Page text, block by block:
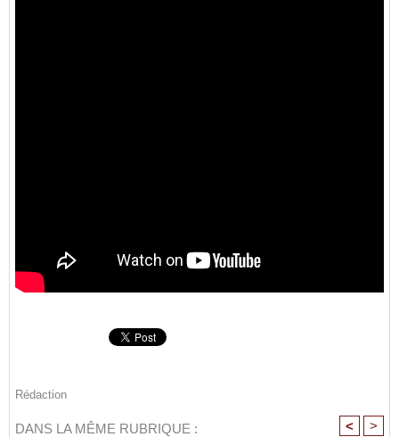
Rédaction
DANS LA MÊME RUBRIQUE : < >